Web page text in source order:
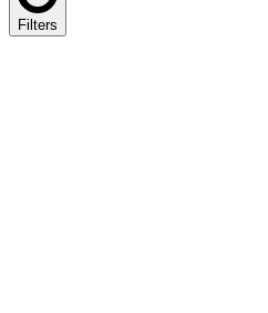
Filters